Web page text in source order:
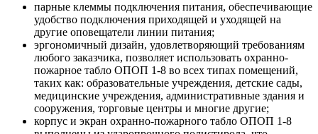
парные клеммы подключения питания, обеспечивающие
удобство подключения приходящей и уходящей на
другие оповещатели линии питания;
эргономичный дизайн, удовлетворяющий требованиям
любого заказчика, позволяет использовать охранно-
пожарное табло ОПОП 1-8 во всех типах помещений,
таких как: образовательные учреждения, детские сады,
медицинские учреждения, административные здания и
сооружения, торговые центры и многие другие;
корпус и экран охранно-пожарного табло ОПОП 1-8